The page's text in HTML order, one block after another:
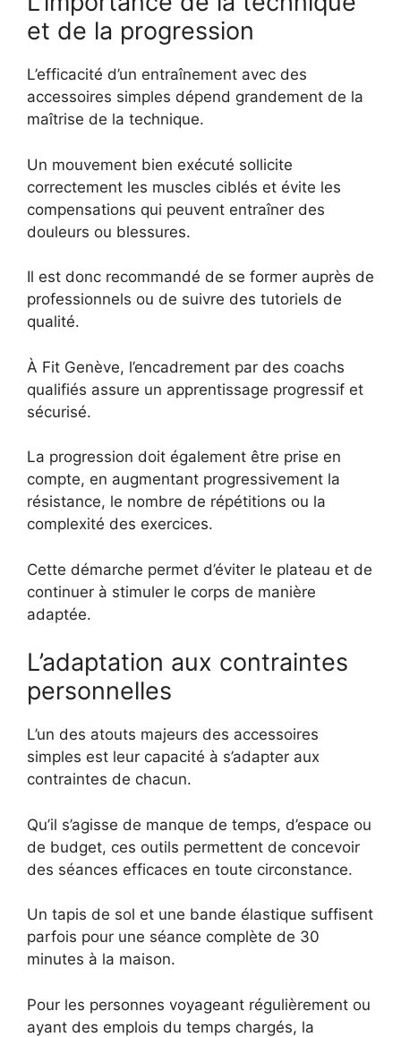
et de la progression
L’efficacité d’un entraînement avec des
accessoires simples dépend grandement de la
maîtrise de la technique.
Un mouvement bien exécuté sollicite
correctement les muscles ciblés et évite les
compensations qui peuvent entraîner des
douleurs ou blessures.
Il est donc recommandé de se former auprès de
professionnels ou de suivre des tutoriels de
qualité.
À Fit Genève, l’encadrement par des coachs
qualifiés assure un apprentissage progressif et
sécurisé.
La progression doit également être prise en
compte, en augmentant progressivement la
résistance, le nombre de répétitions ou la
complexité des exercices.
Cette démarche permet d’éviter le plateau et de
continuer à stimuler le corps de manière
adaptée.
L’adaptation aux contraintes
personnelles
L’un des atouts majeurs des accessoires
simples est leur capacité à s’adapter aux
contraintes de chacun.
Qu’il s’agisse de manque de temps, d’espace ou
de budget, ces outils permettent de concevoir
des séances efficaces en toute circonstance.
Un tapis de sol et une bande élastique suffisent
parfois pour une séance complète de 30
minutes à la maison.
Pour les personnes voyageant régulièrement ou
ayant des emplois du temps chargés, la